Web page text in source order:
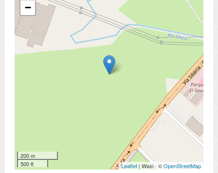
−
200 m
500 ft
Leaflet | Wasi - ©OpenStreetMap